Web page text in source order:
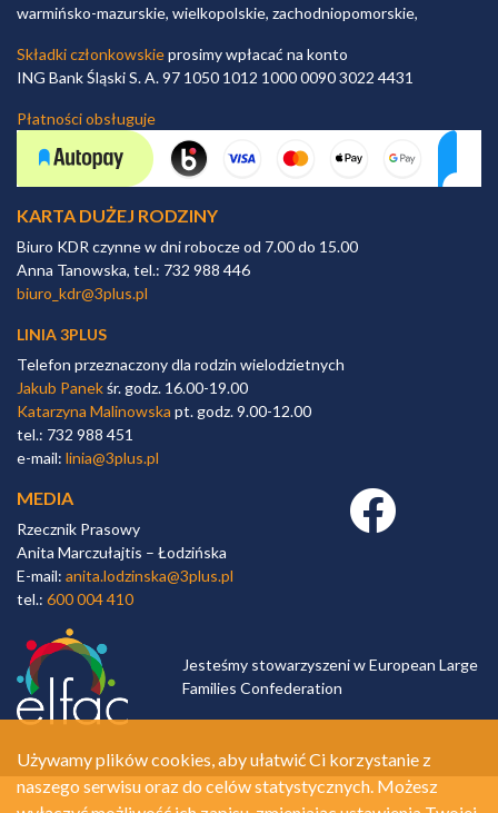
warmińsko-mazurskie, wielkopolskie, zachodniopomorskie,
Składki członkowskieprosimy wpłacać na konto
ING Bank Śląski S. A. 97 1050 1012 1000 0090 3022 4431
Płatności obsługuje
KARTA DUŻEJ RODZINY
Biuro KDR czynne w dni robocze od 7.00 do 15.00
Anna Tanowska, tel.: 732 988 446
biuro_kdr@3plus.pl
LINIA 3PLUS
Telefon przeznaczony dla rodzin wielodzietnych
Jakub Panekśr. godz. 16.00-19.00
Katarzyna Malinowska pt. godz. 9.00-12.00
tel.: 732 988 451
e-mail: linia@3plus.pl
MEDIA
Rzecznik Prasowy
Anita Marczułajtis – Łodzińska
E-mail: anita.lodzinska@3plus.pl
tel.: 600 004 410
Facebook link
Jesteśmy stowarzyszeni w European Large
Families Confederation
Używamy plików cookies, aby ułatwić Ci korzystanie z
naszego serwisu oraz do celów statystycznych. Możesz